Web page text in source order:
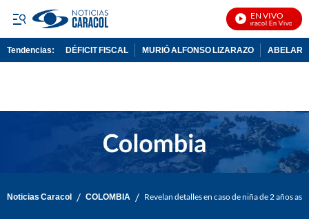
EN VIVO
Noticias Caracol En Vivo
Tendencias: DÉFICIT FISCAL MURIÓ ALFONSO LIZARAZO
Noticias Caracol / COLOMBIA / Revelan detalles en caso de niña de 2 años